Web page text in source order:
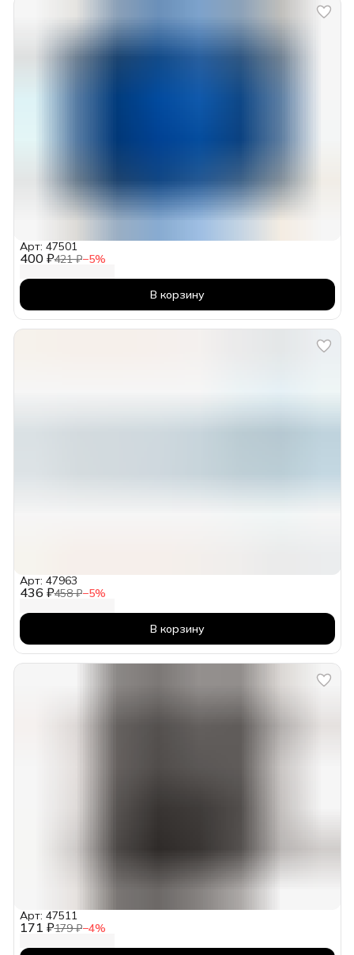
400 ₽421 ₽−5%
Арт: 47501
В корзину
436 ₽458 ₽−5%
Арт: 47963
В корзину
171 ₽179 ₽−4%
Арт: 47511